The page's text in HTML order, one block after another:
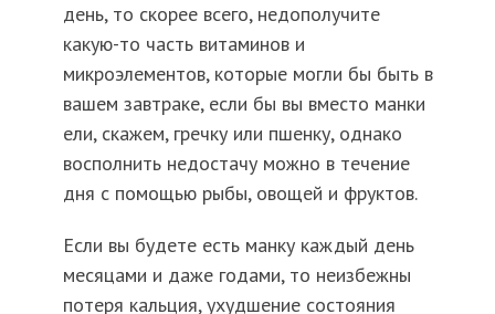
день, то скорее всего, недополучите
какую-то часть витаминов и
микроэлементов, которые могли бы быть в
вашем завтраке, если бы вы вместо манки
ели, скажем, гречку или пшенку, однако
восполнить недостачу можно в течение
дня с помощью рыбы, овощей и фруктов.
Если вы будете есть манку каждый день
месяцами и даже годами, то неизбежны
потеря кальция, ухудшение состояния